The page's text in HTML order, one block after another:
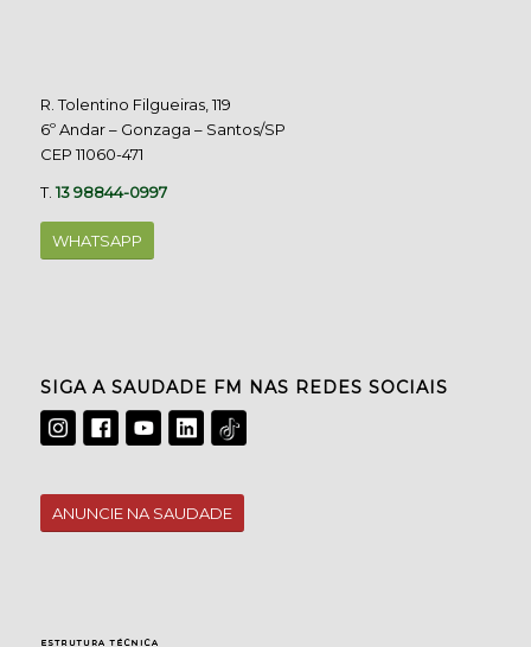
R. Tolentino Filgueiras, 119
6º Andar – Gonzaga – Santos/SP
CEP 11060-471
T.13 98844-0997
WHATSAPP
SIGA A SAUDADE FM NAS REDES SOCIAIS
ANUNCIE NA SAUDADE